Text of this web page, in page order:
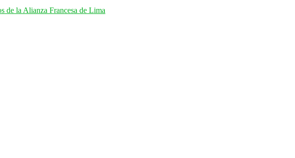
de la Alianza Francesa de Lima